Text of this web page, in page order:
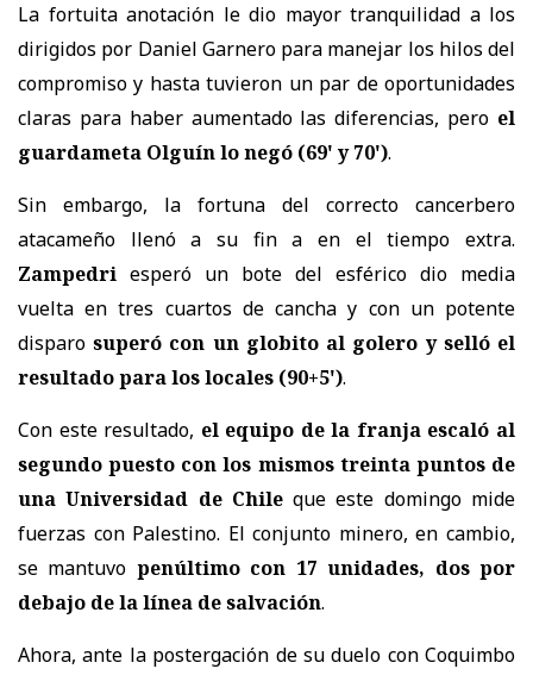
La fortuita anotación le dio mayor tranquilidad a los
dirigidos por Daniel Garnero para manejar los hilos del
compromiso y hasta tuvieron un par de oportunidades
claras para haber aumentado las diferencias, pero el
guardameta Olguín lo negó (69' y 70').
Sin embargo, la fortuna del correcto cancerbero
atacameño llenó a su fin a en el tiempo extra.
Zampedri esperó un bote del esférico dio media
vuelta en tres cuartos de cancha y con un potente
disparosuperó con un globito al golero y selló el
resultado para los locales (90+5').
Con este resultado, el equipo de la franja escaló al
segundo puesto con los mismos treinta puntos de
una Universidad de Chileque este domingo mide
fuerzas con Palestino. El conjunto minero, en cambio,
se mantuvo penúltimo con 17 unidades, dos por
debajo de la línea de salvación.
Ahora, ante la postergación de su duelo con Coquimbo